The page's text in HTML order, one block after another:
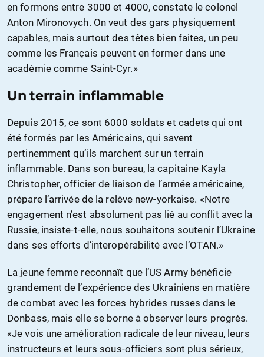
en formons entre 3000 et 4000, constate le colonel
Anton Mironovych. On veut des gars physiquement
capables, mais surtout des têtes bien faites, un peu
comme les Français peuvent en former dans une
académie comme Saint-Cyr.»
Un terrain inflammable
Depuis 2015, ce sont 6000 soldats et cadets qui ont
été formés par les Américains, qui savent
pertinemment qu’ils marchent sur un terrain
inflammable. Dans son bureau, la capitaine Kayla
Christopher, officier de liaison de l’armée américaine,
prépare l’arrivée de la relève new-yorkaise. «Notre
engagement n’est absolument pas lié au conflit avec la
Russie, insiste-t-elle, nous souhaitons soutenir l’Ukraine
dans ses efforts d’interopérabilité avec l’OTAN.»
La jeune femme reconnaît que l’US Army bénéficie
grandement de l’expérience des Ukrainiens en matière
de combat avec les forces hybrides russes dans le
Donbass, mais elle se borne à observer leurs progrès.
«Je vois une amélioration radicale de leur niveau, leurs
instructeurs et leurs sous-officiers sont plus sérieux,